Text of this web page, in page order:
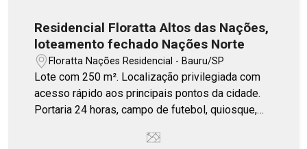
Residencial Floratta Altos das Nações,
loteamento fechado Nações Norte
Floratta Nações Residencial - Bauru/SP
Lote com 250 m². Localização privilegiada com
acesso rápido aos principais pontos da cidade.
Portaria 24 horas, campo de futebol, quiosque,